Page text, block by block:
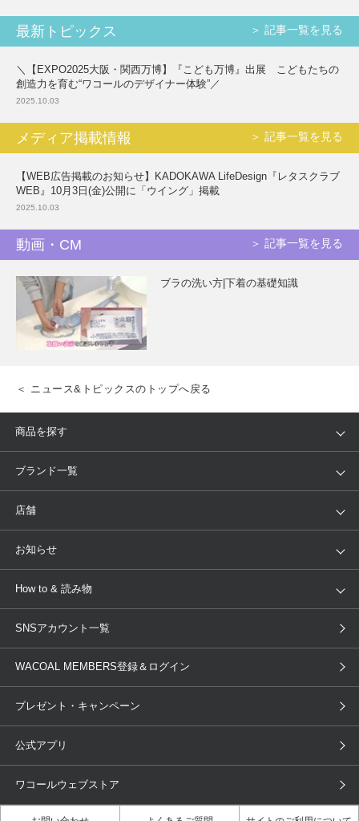
最新トピックス ＞ 記事一覧を見る
＼【EXPO2025大阪・関西万博】『こども万博』出展 こどもたちの
創造力を育む“ワコールのデザイナー体験”／
2025.10.03
メディア掲載情報 ＞ 記事一覧を見る
【WEB広告掲載のお知らせ】KADOKAWA LifeDesign『レタスクラブ
WEB』10月3日(金)公開に「ウイング」掲載
2025.10.03
動画・CM ＞ 記事一覧を見る
ブラの洗い方|下着の基礎知識
＜ ニュース&トピックスのトップへ戻る
商品を探す
アイテム
トピックス
ブランド一覧
WACOAL
AMPHI une nana cool
OUR WACOAL
WACOAL Remamma
Licensed Brands
店舗
店舗を探す
ブラ無料診断
3Dボディスキャン
お知らせ
新着情報
商品回収
ニュース＆トピックス
How to & 読み物
下着の基礎知識
ブラパン ワコールスタイル
大人の工場見学inベトナム 人間科学研究開発センター見学
店舗体験記（マンガ）
ワコールカルネアプリ使い方ガイ
SNSアカウント一覧
WACOAL MEMBERS登録＆ログイン
プレゼント・キャンペーン
公式アプリ
ワコールウェブストア